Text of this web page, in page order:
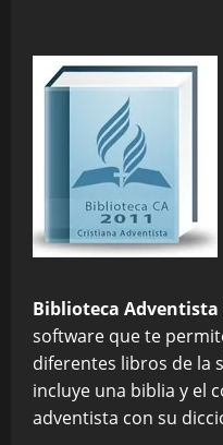
Biblioteca Adventista
software que te
diferentes libros de la
incluye una biblia y el
adventista con su